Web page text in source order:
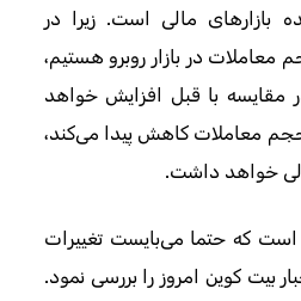
بازارهای مالی است. زیرا در
معاملات در بازار روبرو هستیم،
مقایسه با قبل افزایش خواهد
معاملات کاهش پیدا می‌کند،
خواهد داشت.
است که حتما می‌بایست تغییرات
بیت کوین امروز را بررسی نمود.